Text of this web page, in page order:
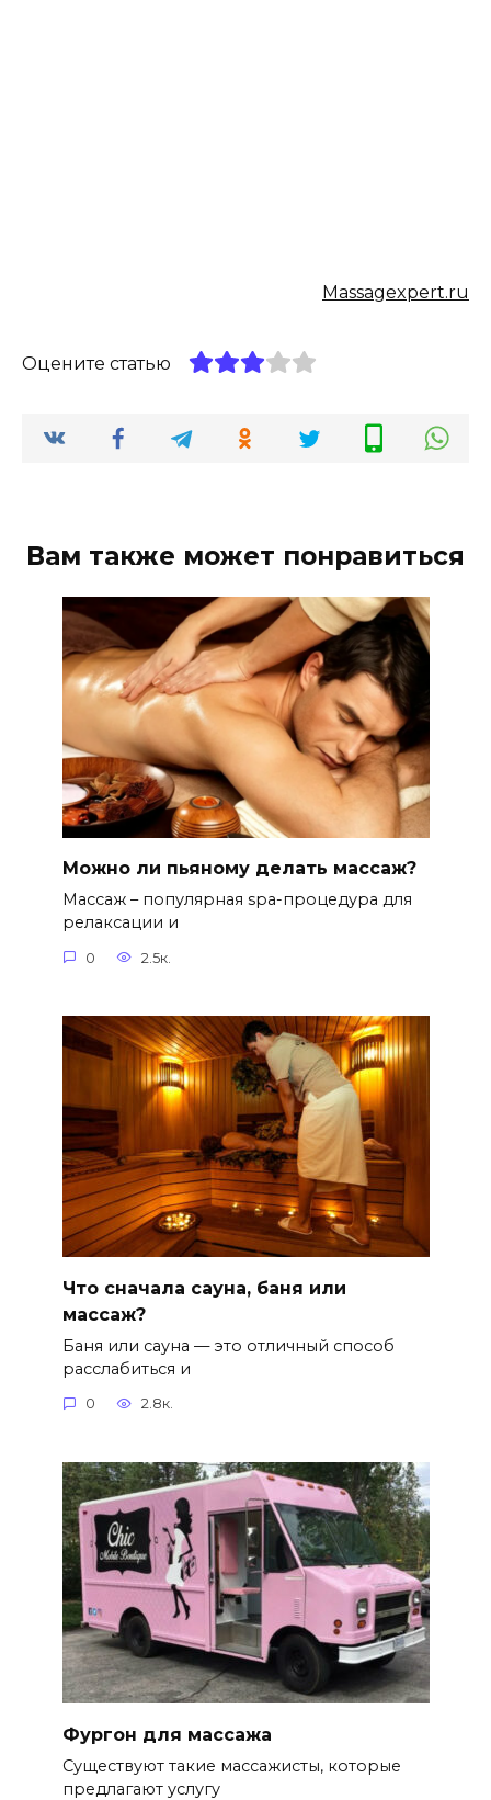
Massagexpert.ru
Оцените статью
Вам также может понравиться
Можно ли пьяному делать массаж?
Массаж – популярная spa-процедура для
релаксации и
0 2.5к.
Что сначала сауна, баня или
массаж?
Баня или сауна — это отличный способ
расслабиться и
0 2.8к.
Фургон для массажа
Существуют такие массажисты, которые
предлагают услугу